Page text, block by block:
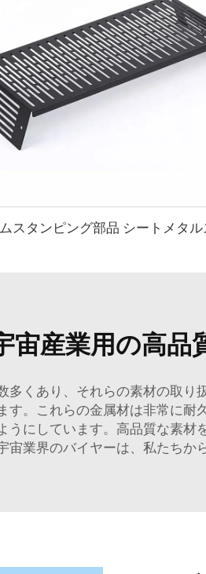
宙産業用の高品
くあり、それらの素材の取
。これらの金属材は非常に
にしています。高品質な素
業界のバイヤーは、私たちか